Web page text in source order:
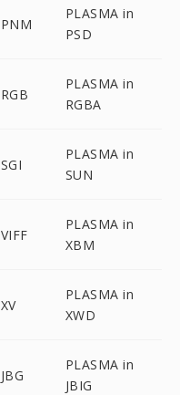
PLASMA in
PSD
PLASMA in
RGBA
PLASMA in
SUN
PLASMA in
XBM
PLASMA in
XWD
PLASMA in
JBIG